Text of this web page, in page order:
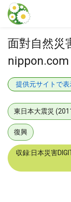
本文に飛ぶ
面對自然災
nippon.com
提供元サイトで表
東日本大震災
復興
収録:日本災害